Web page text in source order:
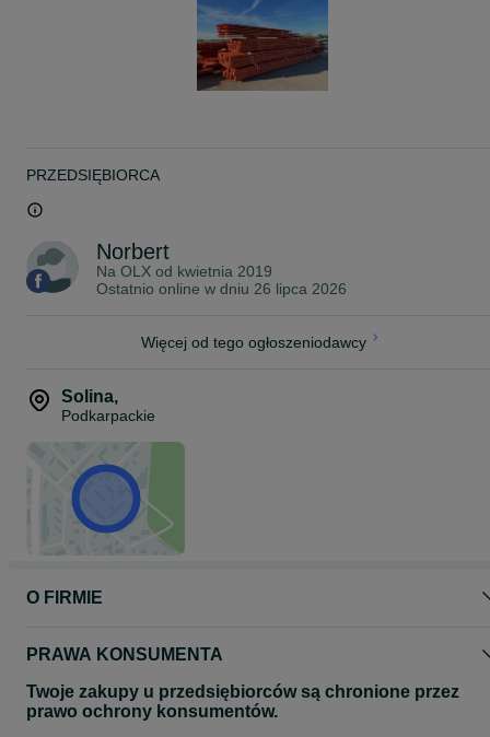
PRZEDSIĘBIORCA
Norbert
Na OLX od kwietnia 2019
Ostatnio online w dniu 26 lipca 2026
Więcej od tego ogłoszeniodawcy
Solina,
Podkarpackie
O FIRMIE
PRAWA KONSUMENTA
Twoje zakupy u przedsiębiorców są chronione przez
prawo ochrony konsumentów.